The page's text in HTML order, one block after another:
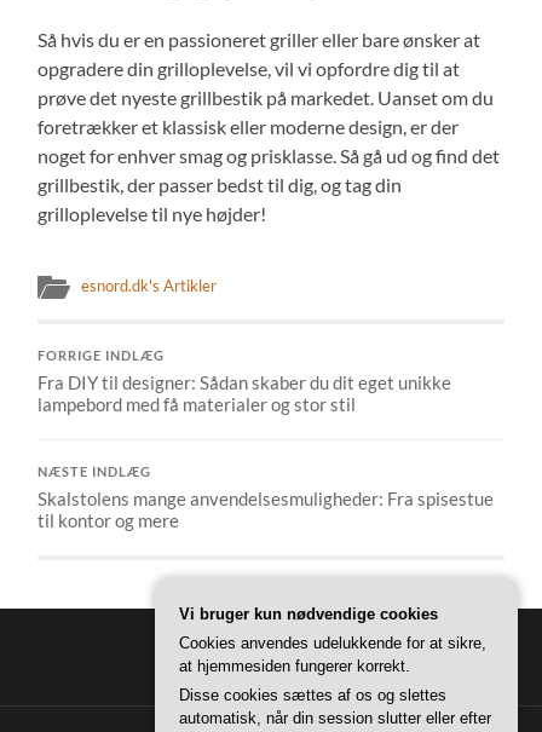
Så hvis du er en passioneret griller eller bare ønsker at
opgradere din grilloplevelse, vil vi opfordre dig til at
prøve det nyeste grillbestik på markedet. Uanset om du
foretrækker et klassisk eller moderne design, er der
noget for enhver smag og prisklasse. Så gå ud og find det
grillbestik, der passer bedst til dig, og tag din
grilloplevelse til nye højder!
esnord.dk's Artikler
FORRIGE INDLÆG
Fra DIY til designer: Sådan skaber du dit eget unikke
lampebord med få materialer og stor stil
NÆSTE INDLÆG
Skalstolens mange anvendelsesmuligheder: Fra spisestue
til kontor og mere
Vi bruger kun nødvendige cookies
Cookies anvendes udelukkende for at sikre,
at hjemmesiden fungerer korrekt.
Disse cookies sættes af os og slettes
automatisk, når din session slutter eller efter